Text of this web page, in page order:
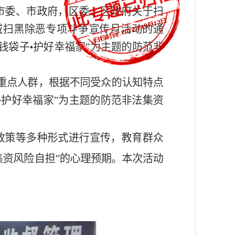
、市政府，区委、区政府关于扫
黑除恶专项斗争宣传月活动的通
袋子•护好幸福家”为主题的防范非
点人群，根据不同受众的认知特点
好幸福家”为主题的防范非法集资
等多种形式进行宣传， 教育群众
风险自担”的心理预期。 本次活动